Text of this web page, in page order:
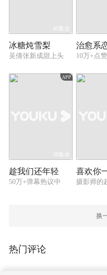
40集全
冰糖炖雪梨
吴倩张新成甜上头
治愈系
10万+点赞
APP
38集全
趁我们还年轻
50万+弹幕热议中
喜欢你
摄影师的
换
热门评论